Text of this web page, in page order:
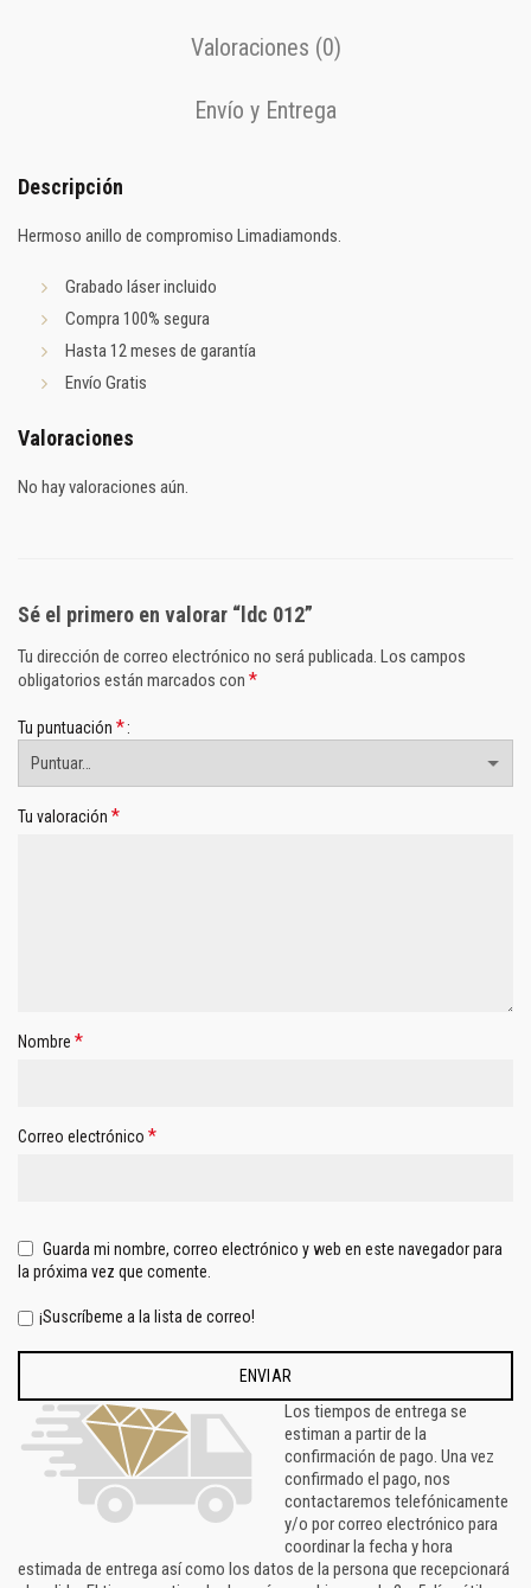
Valoraciones (0)
Envío y Entrega
Descripción
Hermoso anillo de compromiso Limadiamonds.
Grabado láser incluido
Compra 100% segura
Hasta 12 meses de garantía
Envío Gratis
Valoraciones
No hay valoraciones aún.
Sé el primero en valorar “ldc 012”
Tu dirección de correo electrónico no será publicada. Los campos
obligatorios están marcados con *
Tu puntuación *
Tu valoración *
Nombre *
Correo electrónico *
Guarda mi nombre, correo electrónico y web en este navegador para
la próxima vez que comente.
¡Suscríbeme a la lista de correo!
Los tiempos de entrega se
estiman a partir de la
confirmación de pago. Una vez
confirmado el pago, nos
contactaremos telefónicamente
y/o por correo electrónico para
coordinar la fecha y hora
estimada de entrega así como los datos de la persona que recepcionará